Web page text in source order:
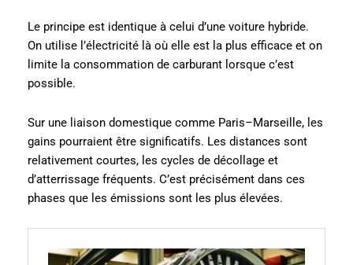
Le principe est identique à celui d’une voiture hybride.
On utilise l’électricité là où elle est la plus efficace et on
limite la consommation de carburant lorsque c’est
possible.
Sur une liaison domestique comme Paris–Marseille, les
gains pourraient être significatifs. Les distances sont
relativement courtes, les cycles de décollage et
d’atterrissage fréquents. C’est précisément dans ces
phases que les émissions sont les plus élevées.